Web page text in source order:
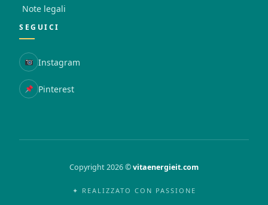
Note legali
SEGUICI
Instagram
Pinterest
Copyright 2026 ©vitaenergieit.com
✦ REALIZZATO CON PASSIONE